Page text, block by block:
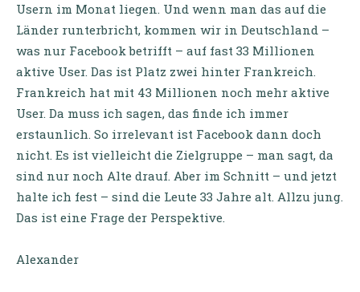
Usern im Monat liegen. Und wenn man das auf die
Länder runterbricht, kommen wir in Deutschland –
was nur Facebook betrifft – auf fast 33 Millionen
aktive User. Das ist Platz zwei hinter Frankreich.
Frankreich hat mit 43 Millionen noch mehr aktive
User. Da muss ich sagen, das finde ich immer
erstaunlich. So irrelevant ist Facebook dann doch
nicht. Es ist vielleicht die Zielgruppe – man sagt, da
sind nur noch Alte drauf. Aber im Schnitt – und jetzt
halte ich fest – sind die Leute 33 Jahre alt. Allzu jung.
Das ist eine Frage der Perspektive.
Alexander